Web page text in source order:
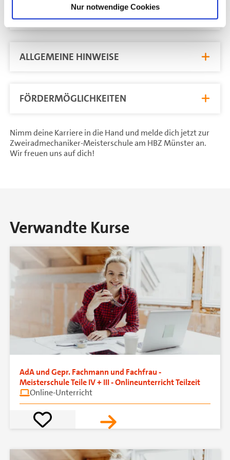
Nur notwendige Cookies
LERNMITTEL
ALLGEMEINE HINWEISE
FÖRDERMÖGLICHKEITEN
Nimm deine Karriere in die Hand und melde dich jetzt zur
Zweiradmechaniker-Meisterschule am HBZ Münster an.
Wir freuen uns auf dich!
Verwandte Kurse
AdA und Gepr. Fachmann und Fachfrau -
Meisterschule Teile IV + III - Onlineunterricht Teilzeit
Online-Unterricht